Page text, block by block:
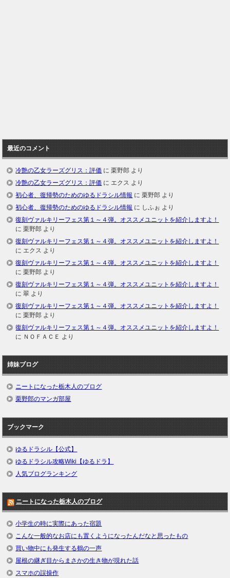
最近のコメント
冷艶の乙女ラーズグリス：評価 に栗野郎 より
冷艶の乙女ラーズグリス：評価 に エクス より
初心者、復帰勢のためのゆるドラシル情報 に栗野郎 より
初心者、復帰勢のためのゆるドラシル情報 に しふぉ より
復刻ヴァルキリーフェス第１～４弾。オススメユニットを紹介しますよ！
に栗野郎 より
復刻ヴァルキリーフェス第１～４弾。オススメユニットを紹介しますよ！
に エクス より
復刻ヴァルキリーフェス第１～４弾。オススメユニットを紹介しますよ！
に栗野郎 より
復刻ヴァルキリーフェス第１～４弾。オススメユニットを紹介しますよ！
に翠 より
復刻ヴァルキリーフェス第１～４弾。オススメユニットを紹介しますよ！
に栗野郎 より
復刻ヴァルキリーフェス第１～４弾。オススメユニットを紹介しますよ！
に ＮＯＦＡＣＥ より
姉妹ブログ
ニートになった栃木人のブログ
栗野郎のマンガ部屋
ブックマーク
ゆるドラシル【公式】
ゆるドラシル攻略Wiki【ゆるドラ】
人気ブログランキング
ニートになった栃木人のブログ
小学生の時に実際にあった宿題
こんな一般的なお店にも置くようになったんだなと思ったもの
買い物中にも発生する鶴の一声
屋根の継ぎ目からまさかの生き物が現れた話
スマホの誤操作